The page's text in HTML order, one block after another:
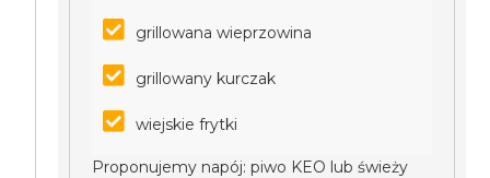
grillowana wieprzowina
grillowany kurczak
wiejskie frytki
Proponujemy napój: piwo KEO lub świeży